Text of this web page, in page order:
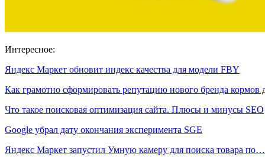
Интересное:
Яндекс Маркет обновит индекс качества для модели FBY
Как грамотно сформировать репутацию нового бренда
Что такое поисковая оптимизация сайта. Плюсы и минусы SEO
Google убрал дату окончания эксперимента SGE
Яндекс Маркет запустил Умную камеру для поиска товара по…